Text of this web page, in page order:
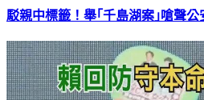
駁親中標籤！舉｢千島湖案｣嗆聲